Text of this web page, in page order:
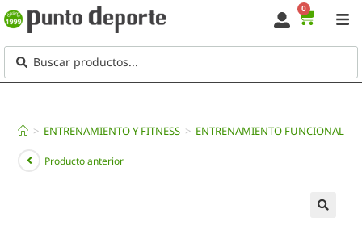
0
> ENTRENAMIENTO Y FITNESS > ENTRENAMIENTO FUNCIONAL
Producto anterior